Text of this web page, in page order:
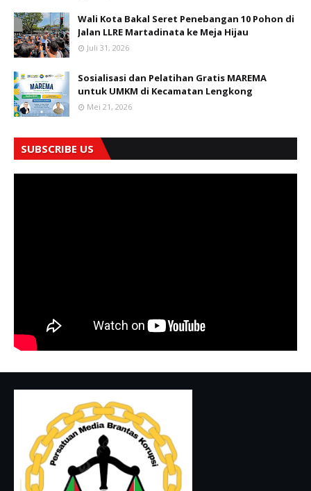
Wali Kota Bakal Seret Penebangan 10 Pohon di
Jalan LLRE Martadinata ke Meja Hijau
Juli 31, 2026
Sosialisasi dan Pelatihan Gratis MAREMA
untuk UMKM di Kecamatan Lengkong
Mei 21, 2026
SUBSCRIBE US